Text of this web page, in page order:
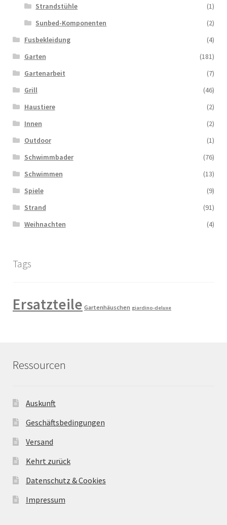
Strandstühle
(1)
Sunbed-Komponenten
(2)
Fusbekleidung
(4)
Garten
(181)
Gartenarbeit
(7)
Grill
(46)
Haustiere
(2)
Innen
(2)
Outdoor
(1)
Schwimmbader
(76)
Schwimmen
(13)
Spiele
(9)
Strand
(91)
Weihnachten
(4)
Tags
Ersatzteile Gartenhäuschen giardino-deluxe
Ressourcen
Auskunft
Geschäftsbedingungen
Versand
Kehrt zurück
Datenschutz & Cookies
Impressum